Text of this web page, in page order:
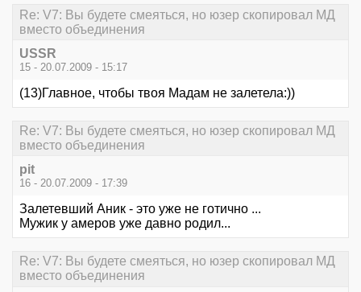
Re: V7: Вы будете смеяться, но юзер скопировал МД
вместо объединения
USSR
15 - 20.07.2009 - 15:17
(13)Главное, чтобы твоя Мадам не залетела:))
Re: V7: Вы будете смеяться, но юзер скопировал МД
вместо объединения
pit
16 - 20.07.2009 - 17:39
Залетевший Аник - это уже не готично ...
Мужик у амеров уже давно родил...
Re: V7: Вы будете смеяться, но юзер скопировал МД
вместо объединения